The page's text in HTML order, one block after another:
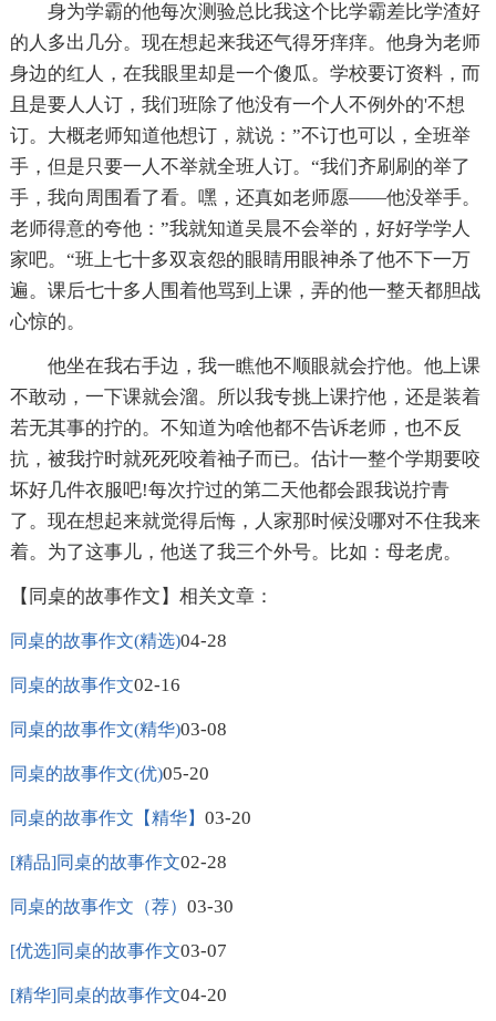
身为学霸的他每次测验总比我这个比学霸差比学渣好
的人多出几分。现在想起来我还气得牙痒痒。他身为老师
身边的红人，在我眼里却是一个傻瓜。学校要订资料，而
且是要人人订，我们班除了他没有一个人不例外的'不想
订。大概老师知道他想订，就说：”不订也可以，全班举
手，但是只要一人不举就全班人订。“我们齐刷刷的举了
手，我向周围看了看。嘿，还真如老师愿——他没举手。
老师得意的夸他：”我就知道吴晨不会举的，好好学学人
家吧。“班上七十多双哀怨的眼睛用眼神杀了他不下一万
遍。课后七十多人围着他骂到上课，弄的他一整天都胆战
心惊的。
他坐在我右手边，我一瞧他不顺眼就会拧他。他上课
不敢动，一下课就会溜。所以我专挑上课拧他，还是装着
若无其事的拧的。不知道为啥他都不告诉老师，也不反
抗，被我拧时就死死咬着袖子而已。估计一整个学期要咬
坏好几件衣服吧!每次拧过的第二天他都会跟我说拧青
了。现在想起来就觉得后悔，人家那时候没哪对不住我来
着。为了这事儿，他送了我三个外号。比如：母老虎。
【同桌的故事作文】相关文章：
同桌的故事作文(精选)04-28
同桌的故事作文02-16
同桌的故事作文(精华)03-08
同桌的故事作文(优)05-20
同桌的故事作文【精华】 03-20
[精品]同桌的故事作文02-28
同桌的故事作文（荐） 03-30
[优选]同桌的故事作文03-07
[精华]同桌的故事作文04-20